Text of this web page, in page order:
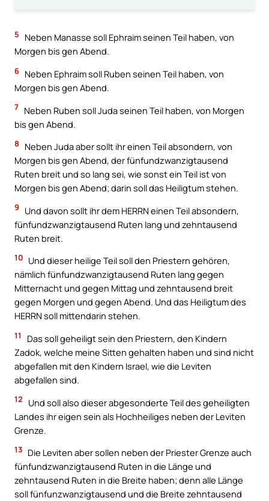
5
Neben Manasse soll Ephraim seinen Teil haben, von
Morgen bis gen Abend.
6 Neben Ephraim soll Ruben seinen Teil haben, von
Morgen bis gen Abend.
7 Neben Ruben soll Juda seinen Teil haben, von Morgen
bis gen Abend.
8
Neben Juda aber sollt ihr einen Teil absondern, von
Morgen bis gen Abend, der fünfundzwanzigtausend
Ruten breit und so lang sei, wie sonst ein Teil ist von
Morgen bis gen Abend; darin soll das Heiligtum stehen.
9
Und davon sollt ihr dem HERRN einen Teil absondern,
fünfundzwanzigtausend Ruten lang und zehntausend
Ruten breit.
10 Und dieser heilige Teil soll den Priestern gehören,
nämlich fünfundzwanzigtausend Ruten lang gegen
Mitternacht und gegen Mittag und zehntausend breit
gegen Morgen und gegen Abend. Und das Heiligtum des
HERRN soll mittendarin stehen.
11
Das soll geheiligt sein den Priestern, den Kindern
Zadok, welche meine Sitten gehalten haben und sind nicht
abgefallen mit den Kindern Israel, wie die Leviten
abgefallen sind.
12
Und soll also dieser abgesonderte Teil des geheiligten
Landes ihr eigen sein als Hochheiliges neben der Leviten
Grenze.
13 Die Leviten aber sollen neben der Priester Grenze auch
fünfundzwanzigtausend Ruten in die Länge und
zehntausend Ruten in die Breite haben; denn alle Länge
soll fünfunzwanzigtausend und die Breite zehntausend